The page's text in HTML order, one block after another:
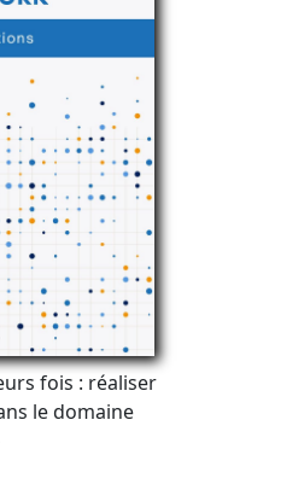
fois : réaliser
le domaine